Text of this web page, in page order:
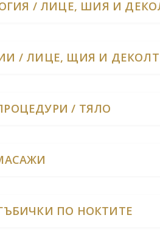
/ ЛИЦЕ, ШИЯ И
/ ЛИЦЕ, ЩИЯ И
/ ТЯЛО
ПО НОКТИТЕ